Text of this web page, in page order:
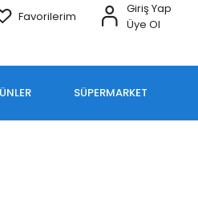
Favorilerim
Giriş Yap
Üye Ol
SÜPERMARKET